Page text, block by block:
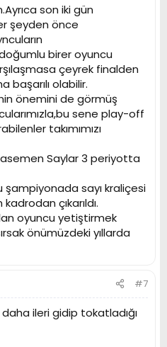
son iki gün
şeyden önce
birer oyuncu
çeyrek finalden
başarılı olabilir.
önemini de görmüş
sene play-off
takımımızı
Saylar 3 periyotta
şampiyonada sayı kraliçesi
çıkarıldı.
oyuncu yetiştirmek
önümüzdeki yıllarda
#7
ileri gidip tokatladığı